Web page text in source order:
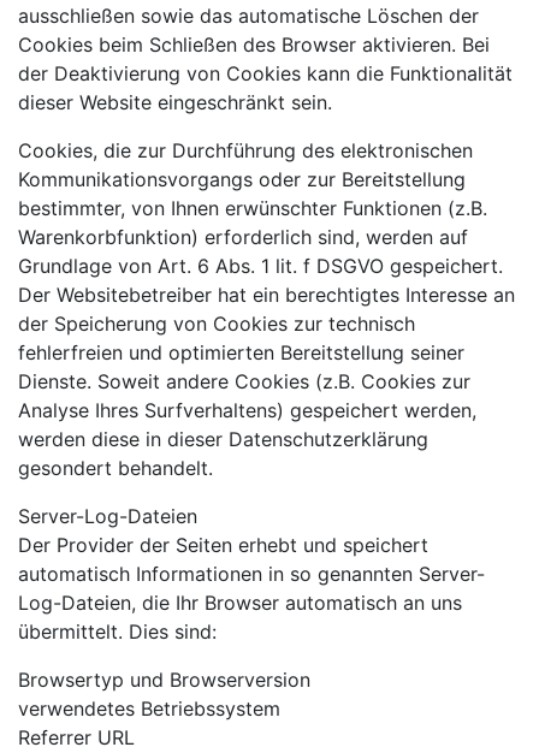
ausschließen sowie das automatische Löschen der
Cookies beim Schließen des Browser aktivieren. Bei
der Deaktivierung von Cookies kann die Funktionalität
dieser Website eingeschränkt sein.
Cookies, die zur Durchführung des elektronischen
Kommunikationsvorgangs oder zur Bereitstellung
bestimmter, von Ihnen erwünschter Funktionen (z.B.
Warenkorbfunktion) erforderlich sind, werden auf
Grundlage von Art. 6 Abs. 1 lit. f DSGVO gespeichert.
Der Websitebetreiber hat ein berechtigtes Interesse an
der Speicherung von Cookies zur technisch
fehlerfreien und optimierten Bereitstellung seiner
Dienste. Soweit andere Cookies (z.B. Cookies zur
Analyse Ihres Surfverhaltens) gespeichert werden,
werden diese in dieser Datenschutzerklärung
gesondert behandelt.
Server-Log-Dateien
Der Provider der Seiten erhebt und speichert
automatisch Informationen in so genannten Server-
Log-Dateien, die Ihr Browser automatisch an uns
übermittelt. Dies sind:
Browsertyp und Browserversion
verwendetes Betriebssystem
Referrer URL